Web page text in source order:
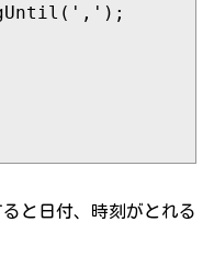
( ','
と日付、時刻がとれる